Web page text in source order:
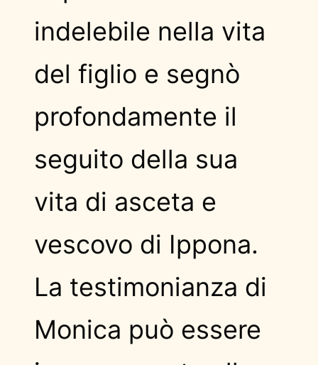
indelebile nella vita
del figlio e segnò
profondamente il
seguito della sua
vita di asceta e
vescovo di Ippona.
La testimonianza di
Monica può essere